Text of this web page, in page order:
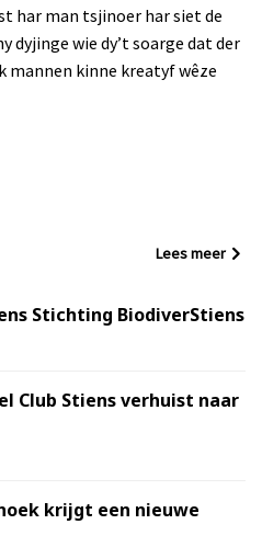
har man tsjinoer har siet de
dyjinge wie dy’t soarge dat der
mannen kinne kreatyf wêze
Lees meer
Stichting BiodiverStiens
Club Stiens verhuist naar
krijgt een nieuwe